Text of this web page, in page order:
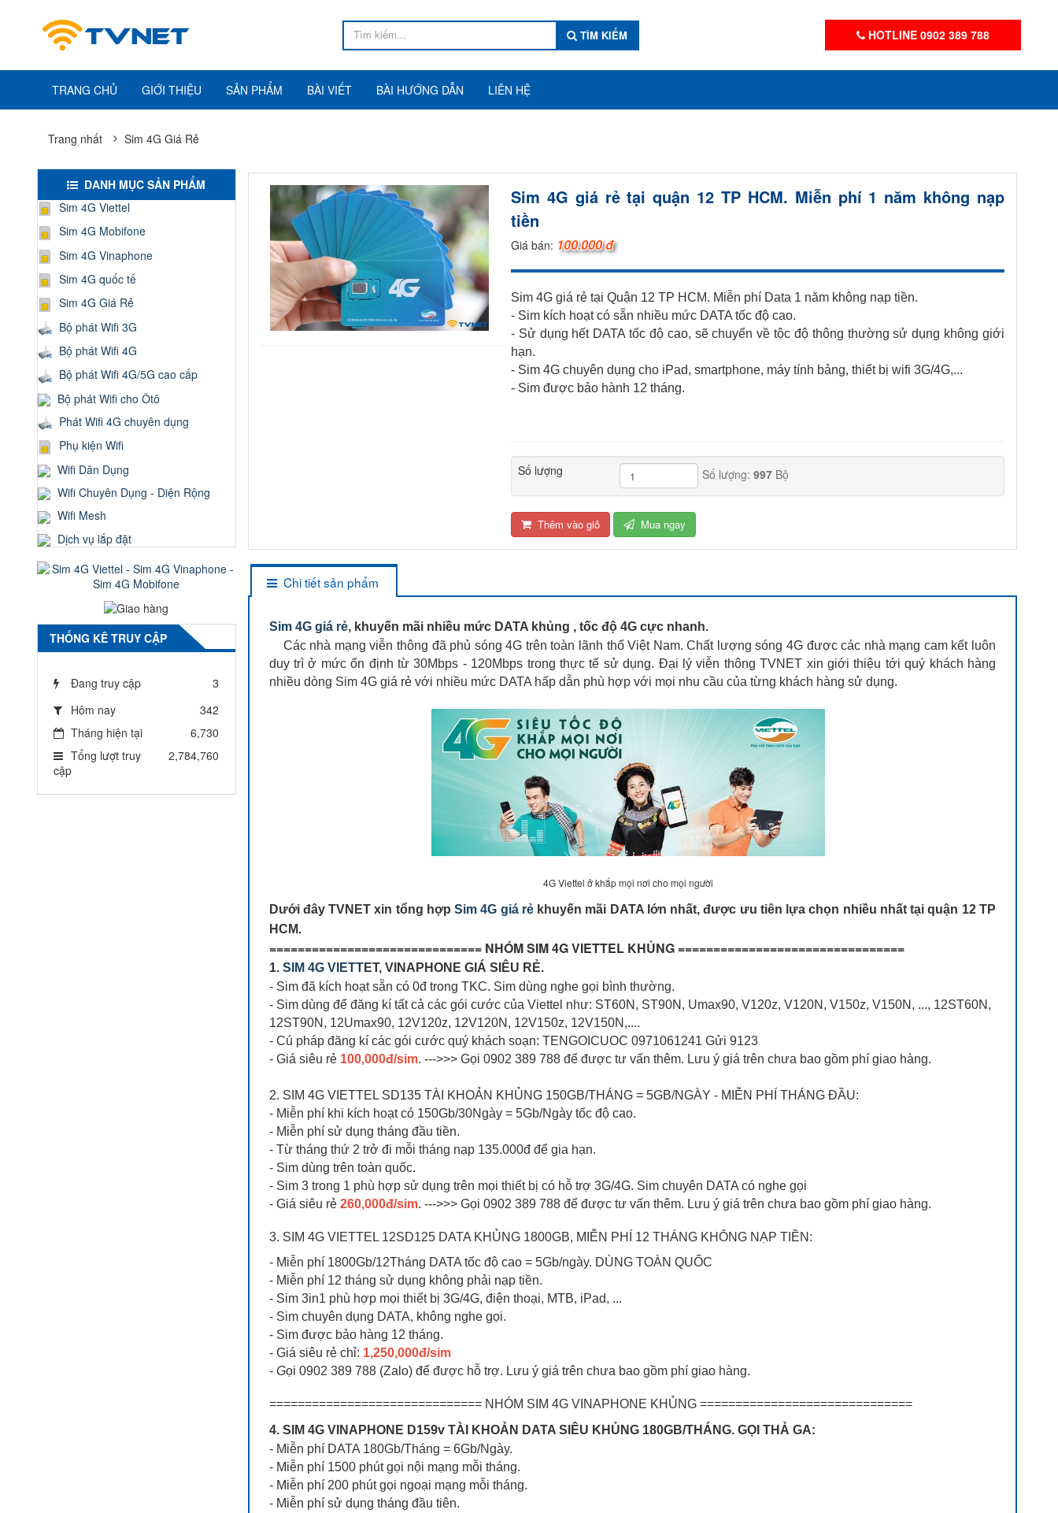
TÌM KIẾM HOTLINE 0902 389 788
TRANG CHỦ GIỚI THIỆU SẢN PHẨM BÀI VIẾT BÀI HƯỚNG DẪN LIÊN HỆ
Trang nhất Sim 4G Giá Rẻ
Sim 4G giá rẻ tại quận 12 TP HCM. Miễn phí 1 năm không nạp
tiền
Giá bán: 100.000 đ
Sim 4G giá rẻ tại Quận 12 TP HCM. Miễn phí Data 1 năm không nạp tiền.
- Sim kích hoạt có sẵn nhiều mức DATA tốc độ cao.
- Sử dụng hết DATA tốc độ cao, sẽ chuyển về tộc độ thông thường sử dụng không giới
hạn.
- Sim 4G chuyên dụng cho iPad, smartphone, máy tính bảng, thiết bị wifi 3G/4G,...
- Sim được bảo hành 12 tháng.
Số lượng Số lượng: 997Bộ
Thêm vào giỏ Mua ngay
Chi tiết sản phẩm
Sim 4G giá rẻ, khuyến mãi nhiều mức DATA khủng , tốc độ 4G cực nhanh.
Các nhà mạng viễn thông đã phủ sóng 4G trên toàn lãnh thổ Việt Nam. Chất lượng sóng 4G được các nhà mạng cam kết luôn
duy trì ở mức ổn định từ 30Mbps - 120Mbps trong thực tế sử dụng. Đại lý viễn thông TVNET xin giới thiệu tới quý khách hàng
nhiều dòng Sim 4G giá rẻ với nhiều mức DATA hấp dẫn phù hợp với mọi nhu cầu của từng khách hàng sử dụng.
4G Viettel ở khắp mọi nơi cho mọi người
Dưới đây TVNET xin tổng hợpSim 4G giá rẻkhuyến mãi DATA lớn nhất, được ưu tiên lựa chọn nhiều nhất tại quận 12 TP
HCM.
============================== NHÓM SIM 4G VIETTEL KHỦNG ================================
1. SIM 4G VIETTET, VINAPHONE GIÁ SIÊU RẺ.
- Sim đã kích hoạt sẵn có 0đ trong TKC. Sim dùng nghe gọi bình thường.
- Sim dùng để đăng kí tất cả các gói cước của Viettel như: ST60N, ST90N, Umax90, V120z, V120N, V150z, V150N, ..., 12ST60N,
12ST90N, 12Umax90, 12V120z, 12V120N, 12V150z, 12V150N,....
- Cú pháp đăng kí các gói cước quý khách soạn: TENGOICUOC 0971061241 Gửi 9123
- Giá siêu rẻ 100,000đ/sim. --->>> Gọi 0902 389 788 để được tư vấn thêm. Lưu ý giá trên chưa bao gồm phí giao hàng.
2. SIM 4G VIETTEL SD135 TÀI KHOẢN KHỦNG 150GB/THÁNG = 5GB/NGÀY - MIỄN PHÍ THÁNG ĐẦU:
- Miễn phí khi kích hoạt có 150Gb/30Ngày = 5Gb/Ngày tốc độ cao.
- Miễn phí sử dụng tháng đầu tiền.
- Từ tháng thứ 2 trở đi mỗi tháng nạp 135.000đ để gia hạn.
- Sim dùng trên toàn quốc.
- Sim 3 trong 1 phù hợp sử dụng trên mọi thiết bị có hỗ trợ 3G/4G. Sim chuyên DATA có nghe gọi
- Giá siêu rẻ 260,000đ/sim. --->>> Gọi 0902 389 788 để được tư vấn thêm. Lưu ý giá trên chưa bao gồm phí giao hàng.
3. SIM 4G VIETTEL 12SD125 DATA KHỦNG 1800GB, MIỄN PHÍ 12 THÁNG KHÔNG NẠP TIỀN:
- Miễn phí 1800Gb/12Tháng DATA tốc độ cao = 5Gb/ngày. DÙNG TOÀN QUỐC
- Miễn phí 12 tháng sử dụng không phải nạp tiền.
- Sim 3in1 phù hợp mọi thiết bị 3G/4G, điện thoại, MTB, iPad, ...
- Sim chuyên dụng DATA, không nghe gọi.
- Sim được bảo hàng 12 tháng.
- Giá siêu rẻ chỉ: 1,250,000đ/sim
- Gọi 0902 389 788 (Zalo) để được hỗ trợ. Lưu ý giá trên chưa bao gồm phí giao hàng.
============================== NHÓM SIM 4G VINAPHONE KHỦNG ==============================
4. SIM 4G VINAPHONE D159v TÀI KHOẢN DATA SIÊU KHỦNG 180GB/THÁNG. GỌI THẢ GA:
- Miễn phí DATA 180Gb/Tháng = 6Gb/Ngày.
- Miễn phí 1500 phút gọi nội mạng mỗi tháng.
- Miễn phí 200 phút gọi ngoại mạng mỗi tháng.
- Miễn phí sử dụng tháng đầu tiên.
DANH MỤC SẢN PHẨM
Sim 4G Viettel
Sim 4G Mobifone
Sim 4G Vinaphone
Sim 4G quốc tế
Sim 4G Giá Rẻ
Bộ phát Wifi 3G
Bộ phát Wifi 4G
Bộ phát Wifi 4G/5G cao cấp
Bộ phát Wifi cho Ôtô
Phát Wifi 4G chuyên dụng
Phụ kiện Wifi
Wifi Dân Dụng
Wifi Chuyên Dụng - Diện Rộng
Wifi Mesh
Dịch vụ lắp đặt
THỐNG KÊ TRUY CẬP
Đang truy cập
3
Hôm nay
342
Tháng hiện tại
6,730
Tổng lượt truy
cập
2,784,760